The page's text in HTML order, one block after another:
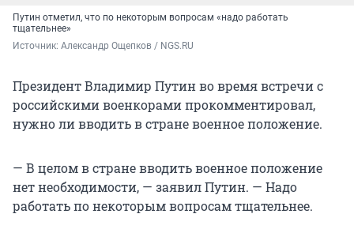
Путин отметил, что по некоторым вопросам «надо работать
тщательнее»
Источник: Александр Ощепков / NGS.RU
Президент Владимир Путин во время встречи с
российскими военкорами прокомментировал,
нужно ли вводить в стране военное положение.
— В целом в стране вводить военное положение
нет необходимости, — заявил Путин. — Надо
работать по некоторым вопросам тщательнее.